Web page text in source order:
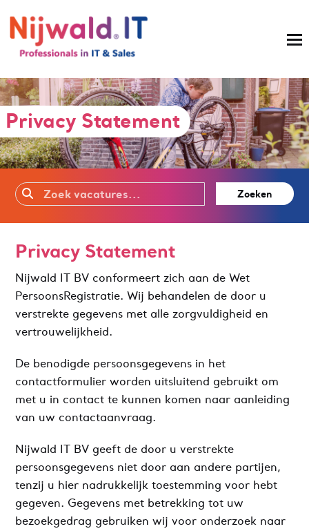
Privacy Statement
Zoeken
Privacy Statement
Nijwald IT BV conformeert zich aan de Wet
PersoonsRegistratie. Wij behandelen de door u
verstrekte gegevens met alle zorgvuldigheid en
vertrouwelijkheid.
De benodigde persoonsgegevens in het
contactformulier worden uitsluitend gebruikt om
met u in contact te kunnen komen naar aanleiding
van uw contactaanvraag.
Nijwald IT BV geeft de door u verstrekte
persoonsgegevens niet door aan andere partijen,
tenzij u hier nadrukkelijk toestemming voor hebt
gegeven. Gegevens met betrekking tot uw
bezoekgedrag gebruiken wij voor onderzoek naar